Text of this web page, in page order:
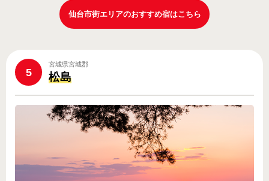
仙台市街エリアのおすすめ宿はこちら
5
宮城県宮城郡
松島